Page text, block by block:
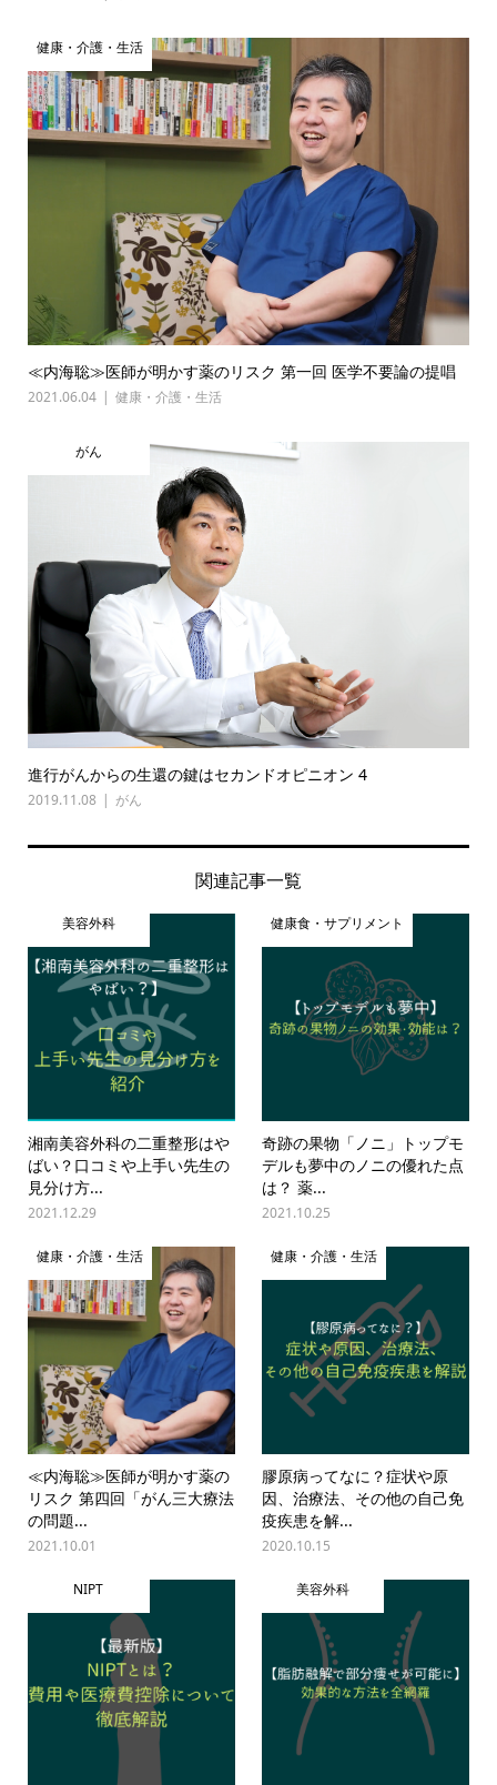
健康・介護・生活
≪内海聡≫医師が明かす薬のリスク 第一回 医学不要論の提唱
2021.06.04 健康・介護・生活
がん
進行がんからの生還の鍵はセカンドオピニオン 4
2019.11.08 がん
関連記事一覧
美容外科
湘南美容外科の二重整形はや
ばい？口コミや上手い先生の
見分け方...
2021.12.29
健康食・サプリメント
奇跡の果物「ノニ」トップモ
デルも夢中のノニの優れた点
は？ 薬...
2021.10.25
健康・介護・生活
≪内海聡≫医師が明かす薬の
リスク 第四回「がん三大療法
の問題...
2021.10.01
健康・介護・生活
膠原病ってなに？症状や原
因、治療法、その他の自己免
疫疾患を解...
2020.10.15
NIPT 美容外科